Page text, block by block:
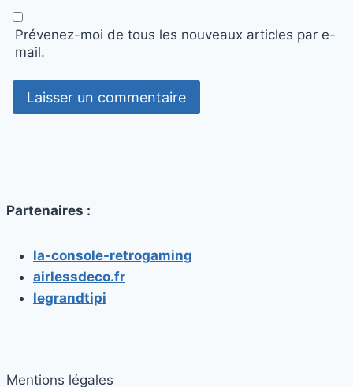
Prévenez-moi de tous les nouveaux articles par e-
mail.
Partenaires :
la-console-retrogaming
airlessdeco.fr
legrandtipi
Mentions légales